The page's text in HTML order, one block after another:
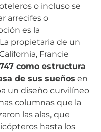
o incluso se
arrecifes o
es la
propietaria de un
Francie
como estructura
de sus sueños en
un diseño curvilíneo
columnas que la
las alas, que
hasta los